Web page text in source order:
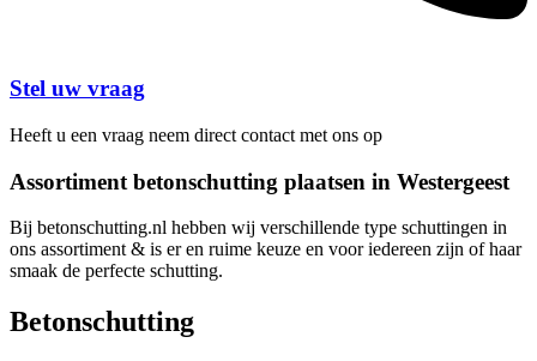
Stel uw vraag
Heeft u een vraag neem direct contact met ons op
Assortiment betonschutting plaatsen in Westergeest
Bij betonschutting.nl hebben wij verschillende type schuttingen in
ons assortiment & is er en ruime keuze en voor iedereen zijn of haar
smaak de perfecte schutting.
Betonschutting